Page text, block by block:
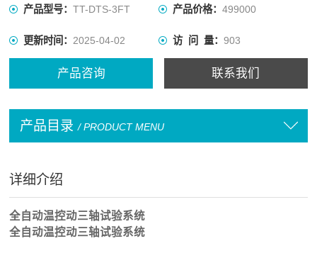
产品型号：TT-DTS-3FT 产品价格： 499000
更新时间：2025-04-02 访 问 量： 903
产品咨询 联系我们
产品目录 / PRODUCT MENU
详细介绍
全自动温控动三轴试验系统
全自动温控动三轴试验系统